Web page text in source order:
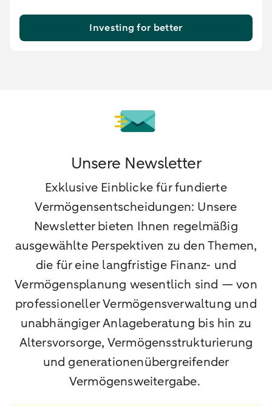
Investing for better
Unsere Newsletter
Exklusive Einblicke für fundierte
Vermögensentscheidungen: Unsere
Newsletter bieten Ihnen regelmäßig
ausgewählte Perspektiven zu den Themen,
die für eine langfristige Finanz- und
Vermögensplanung wesentlich sind — von
professioneller Vermögensverwaltung und
unabhängiger Anlageberatung bis hin zu
Altersvorsorge, Vermögensstrukturierung
und generationenübergreifender
Vermögensweitergabe.